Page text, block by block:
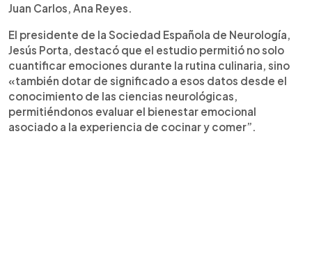
Juan Carlos, Ana Reyes.
El presidente de la Sociedad Española de Neurología,
Jesús Porta, destacó que el estudio permitió no solo
cuantificar emociones durante la rutina culinaria, sino
«también dotar de significado a esos datos desde el
conocimiento de las ciencias neurológicas,
permitiéndonos evaluar el bienestar emocional
asociado a la experiencia de cocinar y comer”.